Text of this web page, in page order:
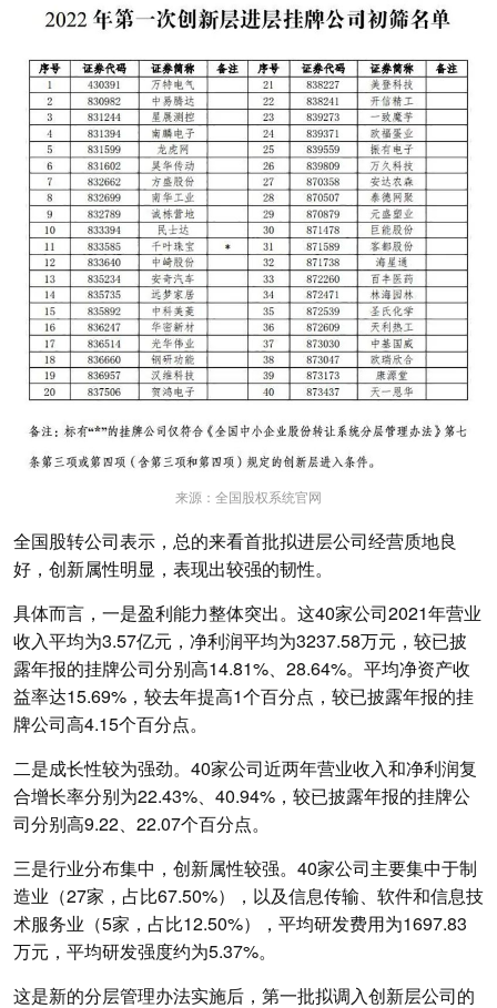
来源：全国股权系统官网
全国股转公司表示，总的来看首批拟进层公司经营质地良
好，创新属性明显，表现出较强的韧性。
具体而言，一是盈利能力整体突出。这40家公司2021年营业
收入平均为3.57亿元，净利润平均为3237.58万元，较已披
露年报的挂牌公司分别高14.81%、28.64%。平均净资产收
益率达15.69%，较去年提高1个百分点，较已披露年报的挂
牌公司高4.15个百分点。
二是成长性较为强劲。40家公司近两年营业收入和净利润复
合增长率分别为22.43%、40.94%，较已披露年报的挂牌公
司分别高9.22、22.07个百分点。
三是行业分布集中，创新属性较强。40家公司主要集中于制
造业（27家，占比67.50%），以及信息传输、软件和信息技
术服务业（5家，占比12.50%），平均研发费用为1697.83
万元，平均研发强度约为5.37%。
这是新的分层管理办法实施后，第一批拟调入创新层公司的